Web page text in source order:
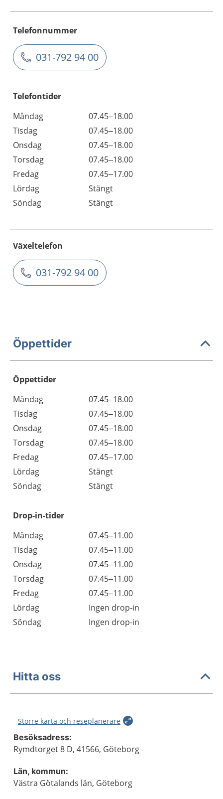
Telefonnummer
031-792 94 00
Telefontider
Måndag
07.45–18.00
Tisdag
07.45–18.00
Onsdag
07.45–18.00
Torsdag
07.45–18.00
Fredag
07.45–17.00
Lördag
Stängt
Söndag
Stängt
Växeltelefon
031-792 94 00
Öppettider
Öppettider
Dag
Öppettider
Kommentarer
Måndag
07.45–18.00
Tisdag
07.45–18.00
Onsdag
07.45–18.00
Torsdag
07.45–18.00
Fredag
07.45–17.00
Lördag
Stängt
Söndag
Stängt
Drop-in-tider
Måndag
07.45–11.00
Tisdag
07.45–11.00
Onsdag
07.45–11.00
Torsdag
07.45–11.00
Fredag
07.45–11.00
Lördag
Ingen drop-in
Söndag
Ingen drop-in
Hitta oss
Större karta och reseplanerare
Besöksadress:
Rymdtorget 8 D, 41566, Göteborg
Län, kommun:
Västra Götalands län, Göteborg